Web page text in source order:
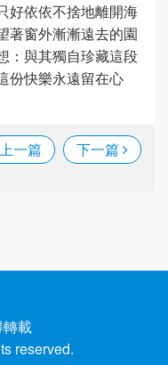
好依依不捨地離開海
著窗外漸漸遠去的園
：與其獨自珍藏這段
份快樂永遠留在心
上一篇 下一篇
載
reserved.